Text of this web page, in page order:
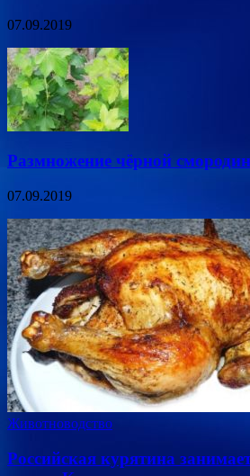
07.09.2019
Размножение чёрной
07.09.2019
Животноводство
Российская курятина